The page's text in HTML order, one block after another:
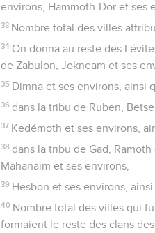
environs, Hammoth-Dor et ses
33 Nombre total des villes
34 On donna au reste des
de Zabulon, Jokneam et ses
35 Dimna et ses environs, ainsi
36 dans la tribu de Ruben,
37 Kedémoth et ses environs,
38 dans la tribu de Gad,
Mahanaïm et ses environs,
39 Hesbon et ses environs,
40 Nombre total des villes qui
formaient le reste des clans des